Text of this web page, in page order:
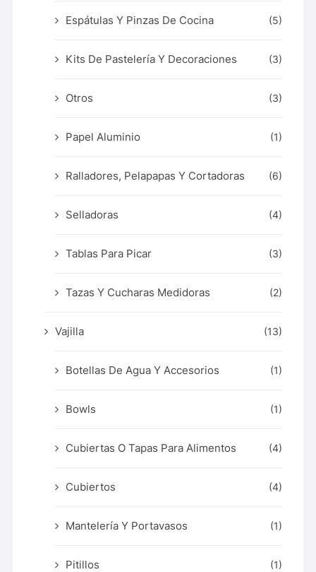
Espátulas Y Pinzas De Cocina (5)
Kits De Pastelería Y Decoraciones (3)
Otros (3)
Papel Aluminio (1)
Ralladores, Pelapapas Y Cortadoras (6)
Selladoras (4)
Tablas Para Picar (3)
Tazas Y Cucharas Medidoras (2)
Vajilla (13)
Botellas De Agua Y Accesorios (1)
Bowls (1)
Cubiertas O Tapas Para Alimentos (4)
Cubiertos (4)
Mantelería Y Portavasos (1)
Pitillos (1)